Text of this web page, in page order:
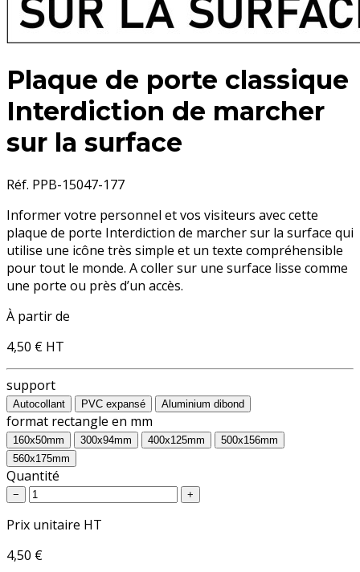
Plaque de porte classique
Interdiction de marcher
sur la surface
Réf. PPB-15047-177
Informer votre personnel et vos visiteurs avec cette
plaque de porte Interdiction de marcher sur la surface qui
utilise une icône très simple et un texte compréhensible
pour tout le monde. A coller sur une surface lisse comme
une porte ou près d’un accès.
À partir de
4,50 € HT
support
Autocollant PVC expansé Aluminium dibond
format rectangle en mm
160x50mm 300x94mm 400x125mm
500x156mm
560x175mm
Quantité
− +
Prix unitaire HT
4,50 €